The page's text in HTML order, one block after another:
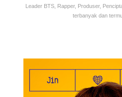
Leader BTS, Rapper, Produser,
terbanyak dan